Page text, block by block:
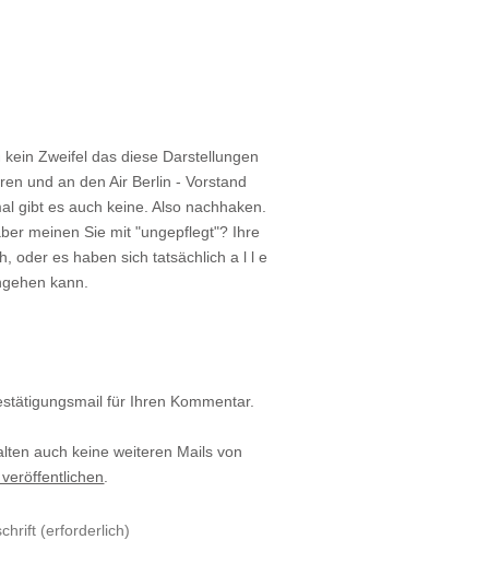
Zweifel das diese Darstellungen
und an den Air Berlin - Vorstand
gibt es auch keine. Also nachhaken.
meinen Sie mit "ungepflegt"? Ihre
oder es haben sich tatsächlich a l l e
kann.
für Ihren Kommentar.
auch keine weiteren Mails von